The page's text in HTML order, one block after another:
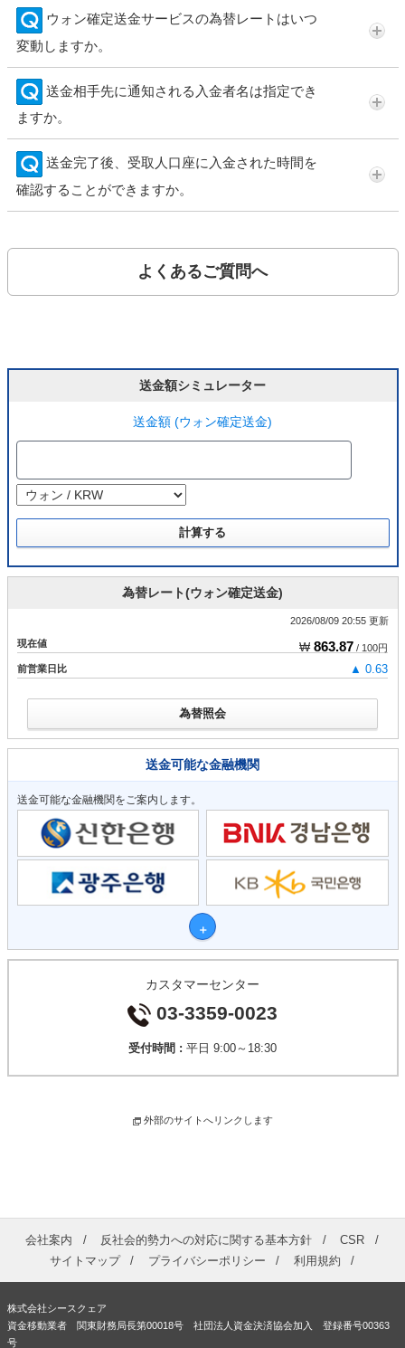
ウォン確定送金サービスの為替レートはいつ
変動しますか。
送金相手先に通知される入金者名は指定でき
ますか。
送金完了後、受取人口座に入金された時間を
確認することができますか。
よくあるご質問へ
送金額シミュレーター
送金額 (ウォン確定送金)
為替レート(ウォン確定送金)
2026/08/09 20:55 更新
現在値 ₩863.87 / 100円
前営業日比
▲ 0.63
為替照会
送金可能な金融機関
送金可能な金融機関をご案内します。
カスタマーセンター
03-3359-0023
受付時間 : 平日 9:00～18:30
外部のサイトへリンクします
会社案内 反社会的勢力への対応に関する基本方針
CSR
サイトマップ
プライバシーポリシー 利用規約
株式会社シースクェア
資金移動業者 関東財務局長第00018号 社団法人資金決済協会加入 登録番号00363
号